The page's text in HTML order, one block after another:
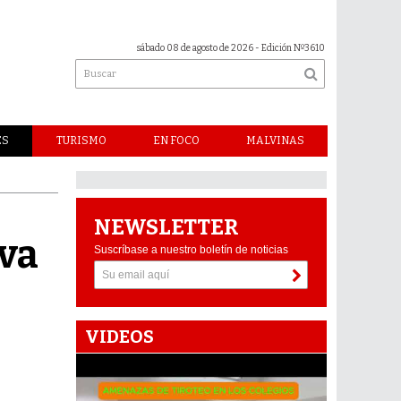
sábado 08 de agosto de 2026 - Edición Nº3610
TURISMO EN FOCO MALVINAS
NEWSLETTER
Suscríbase a nuestro boletín de noticias
VIDEOS